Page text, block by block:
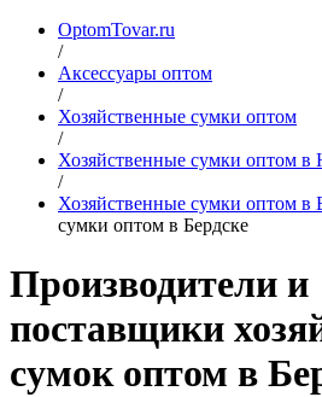
OptomTovar.ru
/
Аксессуары оптом
/
Хозяйственные сумки оптом
/
Хозяйственные сумки оптом в
/
Хозяйственные сумки оптом в
сумки оптом в Бердске
Производители и
поставщики
сумок оптом в